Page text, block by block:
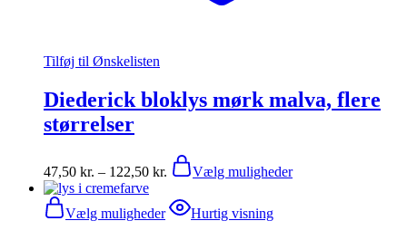
Tilføj til Ønskelisten
Diederick bloklys mørk malva, flere
størrelser
47,50 kr. – 122,50 kr.
Prisinterval:
47,50 kr.
122,50 kr.
Vælg mulighedervare
Vælg muligheder
Dette
vareHurtig visning